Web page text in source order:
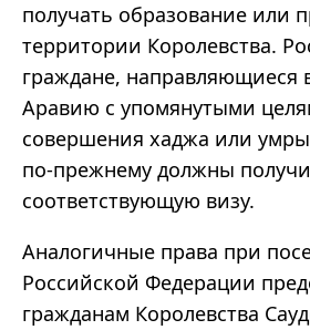
получать образование или
территории Королевства.
граждане, направляющиеся
Аравию с упомянутыми
совершения хаджа или
по-прежнему должны
соответствующую визу.
Аналогичные права при
Российской Федерации
гражданам Королевства